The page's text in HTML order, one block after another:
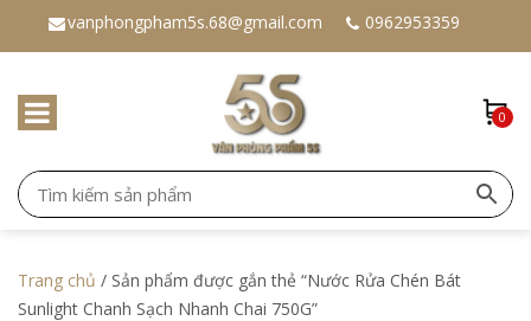
vanphongpham5s.68@gmail.com 0962953359
0
Trang chủ / Sản phẩm được gắn thẻ “Nước Rửa Chén Bát
Sunlight Chanh Sạch Nhanh Chai 750G”